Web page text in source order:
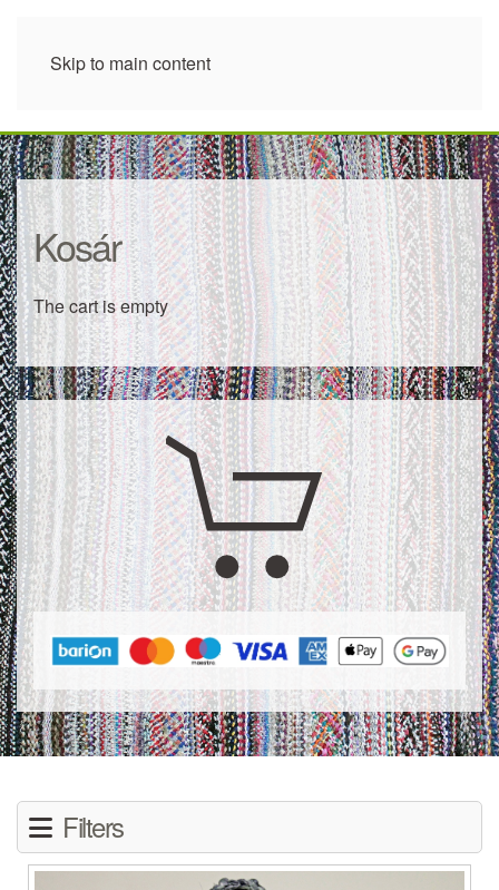
Skip to main content
Kosár
The cart is empty
Filters